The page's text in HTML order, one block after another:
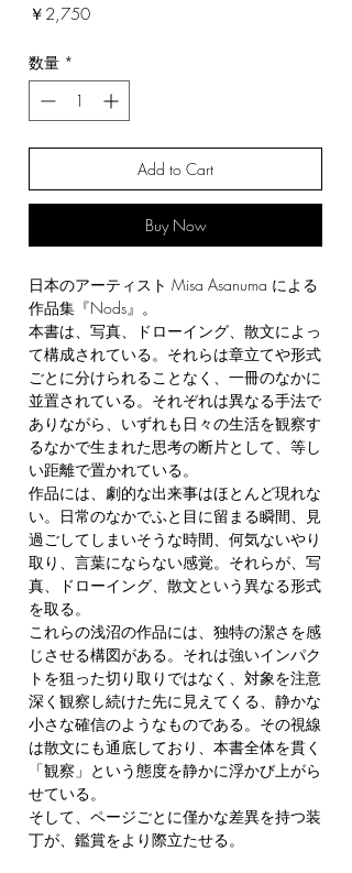
￥2,750価
数量 *
Add to Cart
Buy Now
日本のアーティスト Misa Asanuma による
作品集『Nods』。
本書は、写真、ドローイング、散文によっ
て構成されている。それらは章立てや形式
ごとに分けられることなく、一冊のなかに
並置されている。それぞれは異なる手法で
ありながら、いずれも日々の生活を観察す
るなかで生まれた思考の断片として、等し
い距離で置かれている。
作品には、劇的な出来事はほとんど現れな
い。日常のなかでふと目に留まる瞬間、見
過ごしてしまいそうな時間、何気ないやり
取り、言葉にならない感覚。それらが、写
真、ドローイング、散文という異なる形式
を取る。
これらの浅沼の作品には、独特の潔さを感
じさせる構図がある。それは強いインパク
トを狙った切り取りではなく、対象を注意
深く観察し続けた先に見えてくる、静かな
小さな確信のようなものである。その視線
は散文にも通底しており、本書全体を貫く
「観察」という態度を静かに浮かび上がら
せている。
そして、ページごとに僅かな差異を持つ装
丁が、鑑賞をより際立たせる。